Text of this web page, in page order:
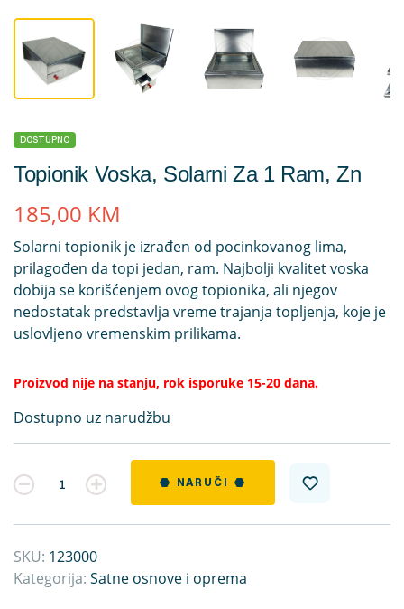
DOSTUPNO
Topionik Voska, Solarni Za 1 Ram, Zn
185,00 KM
Solarni topionik je izrađen od pocinkovanog lima,
prilagođen da topi jedan, ram. Najbolji kvalitet voska
dobija se korišćenjem ovog topionika, ali njegov
nedostatak predstavlja vreme trajanja topljenja, koje je
uslovljeno vremenskim prilikama.
Proizvod nije na stanju, rok isporuke 15-20 dana.
Dostupno uz narudžbu
Kvantitet NARUČI
SKU: 123000
Kategorija: Satne osnove i oprema